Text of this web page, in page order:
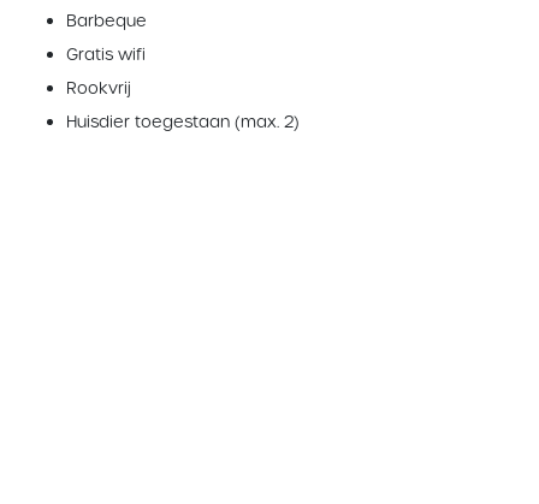
Barbeque
Gratis wifi
Rookvrij
Huisdier toegestaan (max. 2)